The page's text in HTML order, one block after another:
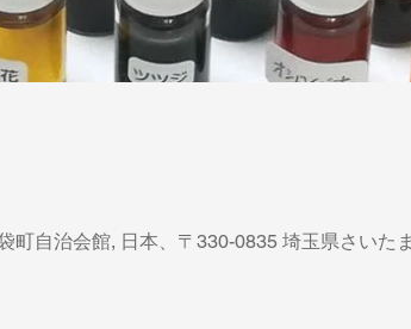
町自治会館, 日本、〒330-0835 埼玉県さいた